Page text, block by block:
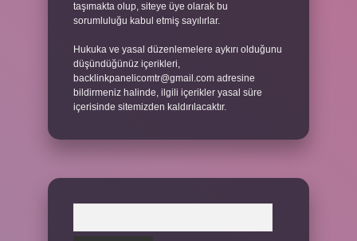
taşımakta olup, siteye üye olarak bu
sorumluluğu kabul etmiş sayılırlar.
Hukuka ve yasal düzenlemelere aykırı olduğunu
düşündüğünüz içerikleri,
backlinkpanelicomtr@gmail.com adresine
bildirmeniz halinde, ilgili içerikler yasal süre
içerisinde sitemizden kaldırılacaktır.